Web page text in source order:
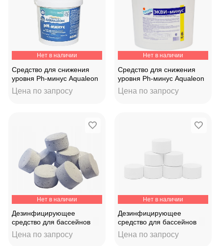
Нет в наличии
Средство для снижения
уровня Ph-минус Aqualeon
гранулы (ведро 4кг)
Цена по запросу
Нет в наличии
Средство для снижения
уровня Ph-минус Aqualeon
гранулы (ведро 25кг)
Цена по запросу
Нет в наличии
Дезинфицирующее
средство для бассейнов
Chemoform Хлор
медленный 20гр. Германия
Цена по запросу
Нет в наличии
Дезинфицирующее
средство для бассейнов
Хлор-60Т ударный 20г
310009
Цена по запросу